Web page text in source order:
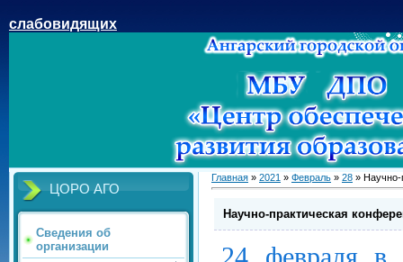
слабовидящих
ЦОРО АГО
Сведения об
организации
Главная » 2021 » Февраль » 28 » Научно-
Научно-практическая
24 февраля в